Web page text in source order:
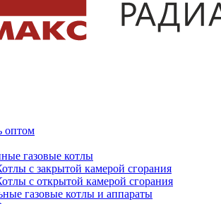
оптом
газовые котлы
с закрытой камерой сгорания
с открытой камерой сгорания
газовые котлы и аппараты